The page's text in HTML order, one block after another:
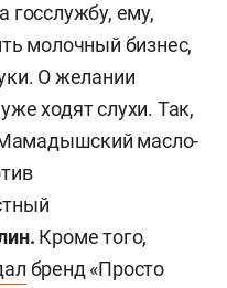
госслужбу, ему,
молочный бизнес,
О желании
ходят слухи. Так,
масло-
Кроме того,
бренд «Просто